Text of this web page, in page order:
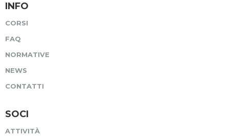
INFO
CORSI
FAQ
NORMATIVE
NEWS
CONTATTI
SOCI
ATTIVITÀ